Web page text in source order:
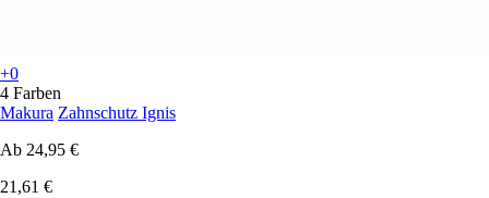
+0
4 Farben
Makura Zahnschutz Ignis
Ab 24,95 €
21,61 €